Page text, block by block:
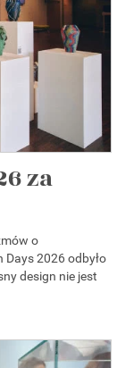
za
o
2026 odbyło
design nie jest